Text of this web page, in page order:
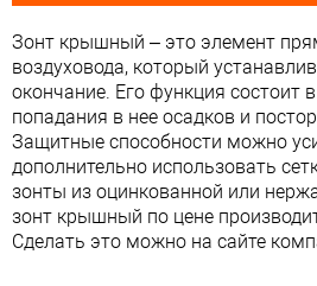
Зонт крышный – это элемент
воздуховода, который
окончание. Его функция состоит
попадания в нее осадков и
Защитные способности можно
дополнительно использовать
зонты из оцинкованной или
зонт крышный по цене
Сделать это можно на сайте